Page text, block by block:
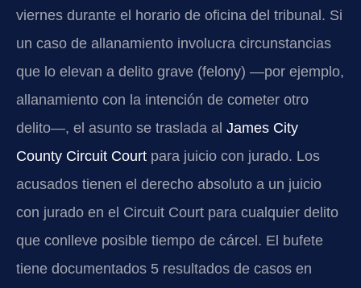
viernes durante el horario de oficina del tribunal. Si
un caso de allanamiento involucra circunstancias
que lo elevan a delito grave (felony) —por ejemplo,
allanamiento con la intención de cometer otro
delito—, el asunto se traslada al James City
County Circuit Court para juicio con jurado. Los
acusados tienen el derecho absoluto a un juicio
con jurado en el Circuit Court para cualquier delito
que conlleve posible tiempo de cárcel. El bufete
tiene documentados 5 resultados de casos en